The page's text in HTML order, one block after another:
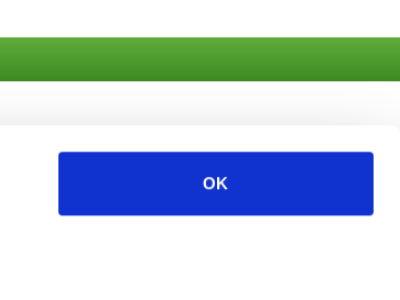
OK